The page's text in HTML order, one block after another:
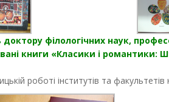
філологічних наук,
книги «Класики і романтики:
роботі інститутів та